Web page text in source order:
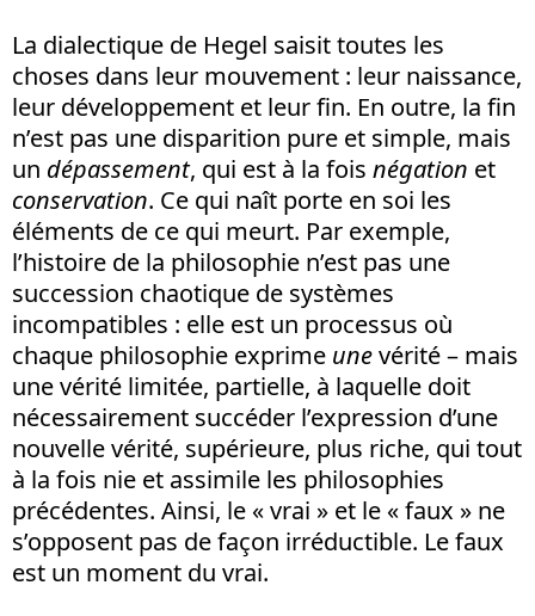
La dialectique de Hegel saisit toutes les
choses dans leur mouvement : leur naissance,
leur développement et leur fin. En outre, la fin
n’est pas une disparition pure et simple, mais
un dépassement, qui est à la fois négation et
conservation. Ce qui naît porte en soi les
éléments de ce qui meurt. Par exemple,
l’histoire de la philosophie n’est pas une
succession chaotique de systèmes
incompatibles : elle est un processus où
chaque philosophie exprime unevérité – mais
une vérité limitée, partielle, à laquelle doit
nécessairement succéder l’expression d’une
nouvelle vérité, supérieure, plus riche, qui tout
à la fois nie et assimile les philosophies
précédentes. Ainsi, le « vrai » et le « faux » ne
s’opposent pas de façon irréductible. Le faux
est un moment du vrai.